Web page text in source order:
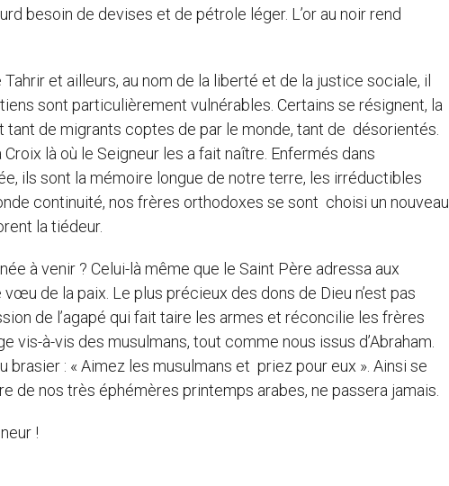
besoin de devises et de pétrole léger. L’or au noir rend
et ailleurs, au nom de la liberté et de la justice sociale, il
sont particulièrement vulnérables. Certains se résignent, la
tant de migrants coptes de par le monde, tant de désorientés.
là où le Seigneur les a fait naître. Enfermés dans
ils sont la mémoire longue de notre terre, les irréductibles
continuité, nos frères orthodoxes se sont choisi un nouveau
la tiédeur.
à venir ? Celui-là même que le Saint Père adressa aux
de la paix. Le plus précieux des dons de Dieu n’est pas
de l’agapé qui fait taire les armes et réconcilie les frères
vis-à-vis des musulmans, tout comme nous issus d’Abraham.
brasier : « Aimez les musulmans et priez pour eux ». Ainsi se
de nos très éphémères printemps arabes, ne passera jamais.
!